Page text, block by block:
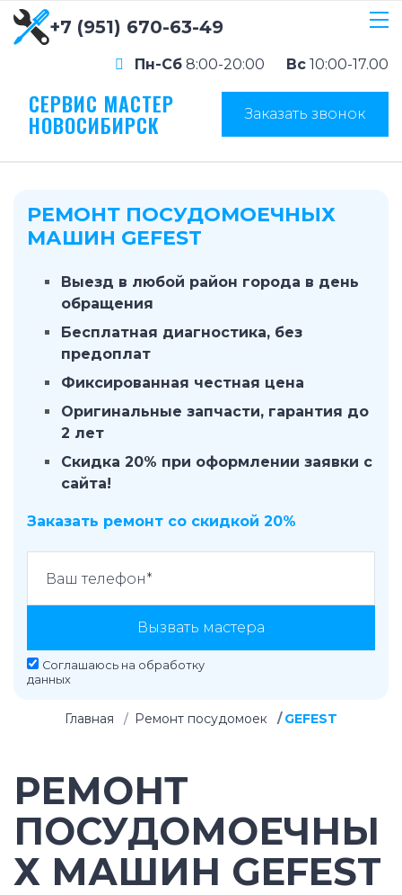
+7 (951) 670-63-49
Пн-Сб 8:00-20:00 Вс 10:00-17.00
СЕРВИС МАСТЕР
НОВОСИБИРСК Заказать звонок
РЕМОНТ ПОСУДОМОЕЧНЫХ
МАШИН GEFEST
Выезд в любой район города в день
обращения
Бесплатная диагностика, без
предоплат
Фиксированная честная цена
Оригинальные запчасти, гарантия до
2 лет
Скидка 20% при оформлении заявки с
сайта!
Заказать ремонт со скидкой 20%
Вызвать мастера
Соглашаюсь на обработку
данных
Главная Ремонт посудомоек GEFEST
РЕМОНТ
ПОСУДОМОЕЧНЫ
Х МАШИН GEFEST